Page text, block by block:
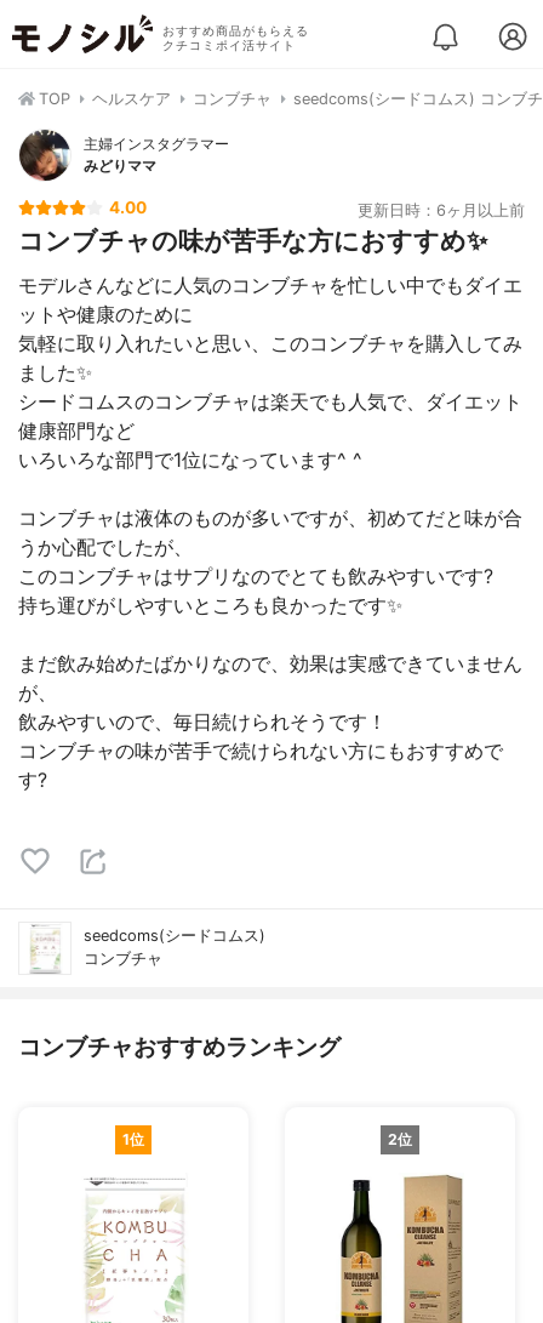
おすすめ商品がもらえる
クチコミポイ活サイト
TOP ヘルスケア コンブチャ seedcoms(シードコムス) コンブ
主婦インスタグラマー
みどりママ
4.00 更新日時：6ヶ月以上前
コンブチャの味が苦手な方におすすめ✨
モデルさんなどに人気のコンブチャを忙しい中でもダイエ
ットや健康のために
気軽に取り入れたいと思い、このコンブチャを購入してみ
ました✨
シードコムスのコンブチャは楽天でも人気で、ダイエット
健康部門など
いろいろな部門で1位になっています^ ^
コンブチャは液体のものが多いですが、初めてだと味が合
うか心配でしたが、
このコンブチャはサプリなのでとても飲みやすいです?
持ち運びがしやすいところも良かったです✨
まだ飲み始めたばかりなので、効果は実感できていません
が、
飲みやすいので、毎日続けられそうです！
コンブチャの味が苦手で続けられない方にもおすすめで
す?
seedcoms(シードコムス)
コンブチャ
コンブチャおすすめランキング
1位 2位